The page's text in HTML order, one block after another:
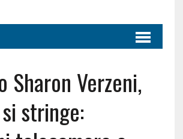
Sharon Verzeni,
stringe: